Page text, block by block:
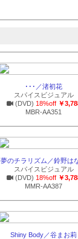
･･･／渚初花
スパイスビジュアル
(DVD) 18%off ￥
MBR-AA351
夢のチラリズム／鈴野は
スパイスビジュアル
(DVD) 18%off ￥
MMR-AA387
Shiny Body／谷まお莉